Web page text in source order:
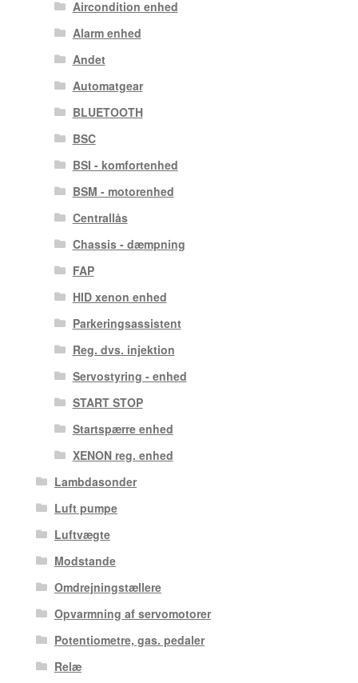
Aircondition enhed
Alarm enhed
Andet
Automatgear
BLUETOOTH
BSC
BSI - komfortenhed
BSM - motorenhed
Centrallås
Chassis - dæmpning
FAP
HID xenon enhed
Parkeringsassistent
Reg. dvs. injektion
Servostyring - enhed
START STOP
Startspærre enhed
XENON reg. enhed
Lambdasonder
Luft pumpe
Luftvægte
Modstande
Omdrejningstællere
Opvarmning af servomotorer
Potentiometre, gas. pedaler
Relæ